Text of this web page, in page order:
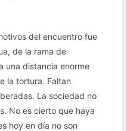
del encuentro fue
de la rama de
una distancia enorme
la tortura. Faltan
La sociedad no
No es cierto que haya
hoy en día no son